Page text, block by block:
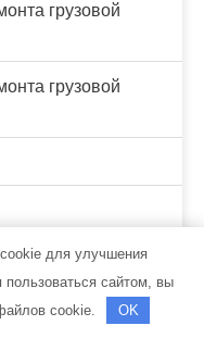
грузовой
грузовой
для улучшения
пользоваться сайтом, вы
cookie.
OK